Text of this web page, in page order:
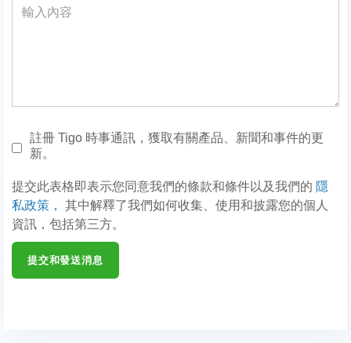
註冊 Tigo 時事通訊，獲取有關產品、新聞和事件的更
新。
提交此表格即表示您同意我們的條款和條件以及我們的 隱
私政策，
其中解釋了我們如何收集、使用和披露您的個人
資訊，包括第三方。